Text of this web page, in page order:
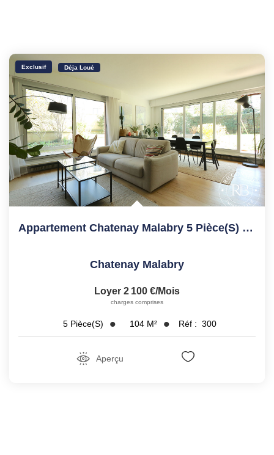
Exclusif Déja Loué
Appartement Chatenay Malabry 5 Pièce(s) 104.17 M2
Chatenay Malabry
Loyer 2 100 €/mois
charges comprises
5 Pièce(s) 104 M² Réf : 300
Aperçu